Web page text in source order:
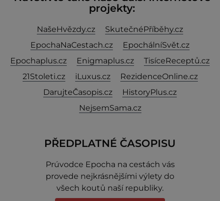
projekty:
NašeHvězdy.cz
SkutečnéPříběhy.cz
EpochaNaCestach.cz
EpochálníSvět.cz
Epochaplus.cz
Enigmaplus.cz
TisíceReceptů.cz
21Stoleti.cz
iLuxus.cz
RezidenceOnline.cz
DarujteČasopis.cz
HistoryPlus.cz
NejsemSama.cz
PŘEDPLATNÉ ČASOPISU
Prúvodce Epocha na cestách vás
provede nejkrásnějšími výlety do
všech koutů naší republiky.